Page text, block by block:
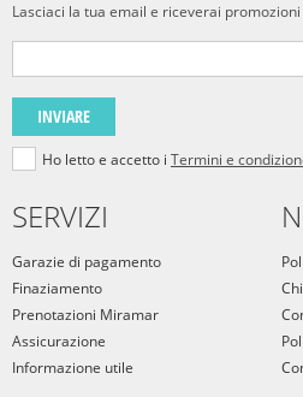
Lasciaci la tua email e riceverai
INVIARE
Ho letto e accetto i Termini e
SERVIZI
Garazie di pagamento
Finaziamento
Prenotazioni Miramar
Assicurazione
Informazione utile